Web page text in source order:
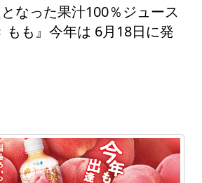
なった果汁100％ジュース
もも』今年は 6月18日に発